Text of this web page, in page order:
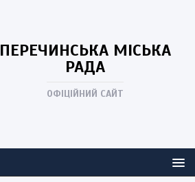
ПЕРЕЧИНСЬКА МІСЬКА
РАДА
ОФІЦІЙНИЙ САЙТ